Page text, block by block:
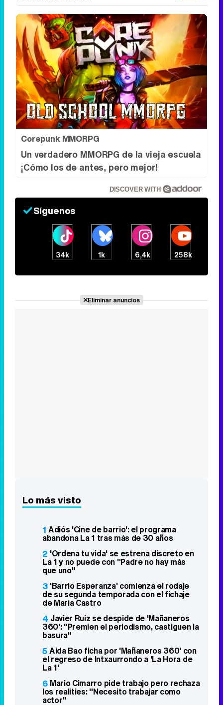
Corepunk MMORPG
Un verdadero MMORPG de la vieja escuela
¡Cómo los de antes, pero mejor!
DISCOVER WITH
Síguenos
34k 1k 6,4k 258k
Eliminar anuncios
Lo más visto
1 Adiós 'Cine de barrio': el programa
abandona La 1 tras más de 30 años
2 'Ordena tu vida' se estrena discreto en
La 1 y no puede con "Padre no hay más
que uno"
3 'Barrio Esperanza' comienza el rodaje
de su segunda temporada con el fichaje
de María Castro
4 Javier Ruiz se despide de 'Mañaneros
360': "Premien el periodismo, castiguen la
basura"
5Aida Bao ficha por 'Mañaneros 360' con
el regreso de Intxaurrondo a 'La Hora de
La 1'
6 Mario Cimarro pide trabajo pero rechaza
los realities: "Necesito trabajar como
actor"